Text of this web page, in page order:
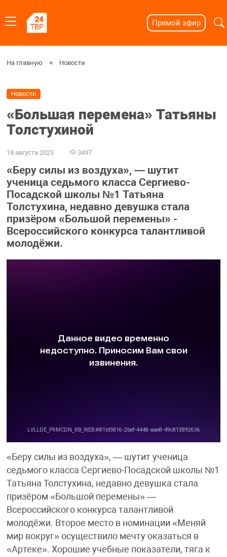
Прямой эфир
На главную Новости
Новости
«Большая перемена» Татьяны
Толстухиной
18 августа 2025 3497
«Беру силы из воздуха», — шутит
ученица седьмого класса Сергиево-
Посадской школы №1 Татьяна
Толстухина, недавно девушка стала
призёром «Большой перемены» -
Всероссийского конкурса талантливой
молодёжи.
«Беру силы из воздуха», — шутит ученица
седьмого класса Сергиево-Посадской школы №1
Татьяна Толстухина, недавно девушка стала
призёром «Большой перемены» —
Всероссийского конкурса талантливой
молодёжи. Второе место в номинации «Меняй
мир вокруг» осуществило мечту оказаться в
«Артеке». Хорошие учебные показатели, тяга к